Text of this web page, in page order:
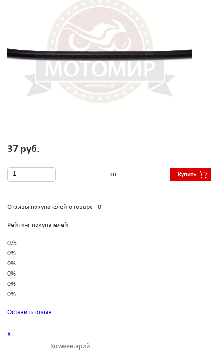
37 руб.
шт Купить
Отзывы покупателей о товаре - 0
Рейтинг покупателей
0/5
0%
0%
0%
0%
0%
Оставить отзыв
Х